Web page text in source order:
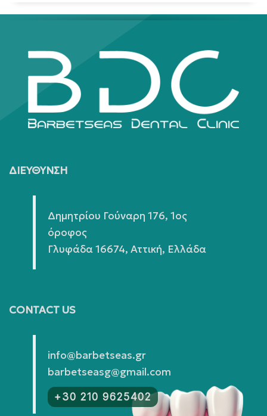
ΔΙΕΥΘΥΝΣΗ
Δημητρίου Γούναρη 176, 1ος
όροφος
Γλυφάδα 16674, Αττική, Ελλάδα
CONTACT US
info@barbetseas.gr
barbetseasg@gmail.com
+30 210 9625402